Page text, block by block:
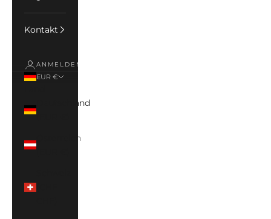
Kontakt
ANMELDEN
EUR €
Deutschland
Österreich